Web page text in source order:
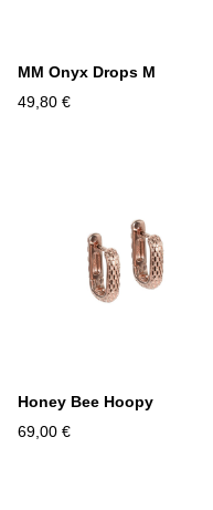
MM Onyx Drops M
49,80 €
Honey Bee Hoopy
69,00 €